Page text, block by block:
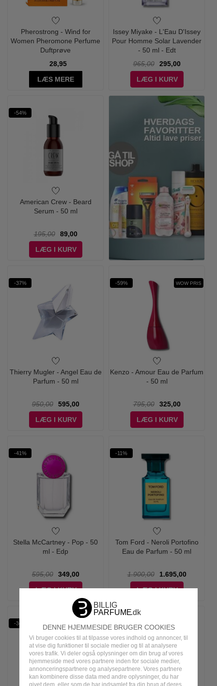
DENNE HJEMMESIDE BRUGER COOKIES
Vi bruger cookies til at tilpasse vores indhold og annoncer, til
at vise dig funktioner til sociale medier og til at analysere
vores trafik. Vi deler også oplysninger om din brug af vores
hjemmeside med vores partnere inden for sociale medier,
annonceringspartnere og analysepartnere. Vores partnere
kan kombinere disse data med andre oplysninger, du har
givet dem, eller som de har indsamlet fra din brug af deres
Pherostrong - Wind for
Women Pheromone Perfume
Duftprøve
28,95
LÆS MERE
Issey Miyake - L'Eau D'Issey
Pour Homme Solar Lavender
- 50 ml - Edt
965,00
295,00
LÆG I KURV
-54%
American Crew - Beard
Serum - 50 ml
195,00
89,00
LÆG I KURV
-37%
Thierry Mugler - Angel Eau de
Parfum - 50 ml
950,00
595,00
LÆG I KURV
-59% WOW PRIS
Kenzo - Amour Eau de Parfum
- 50 ml
795,00
325,00
LÆG I KURV
-41%
Stella McCartney - Pop - 50
ml - Edp
595,00
349,00
LÆG I KURV
-11%
Tom Ford - Neroli Portofino
Eau de Parfum - 50 ml
1.900,00
1.695,00
LÆG I KURV
-34%